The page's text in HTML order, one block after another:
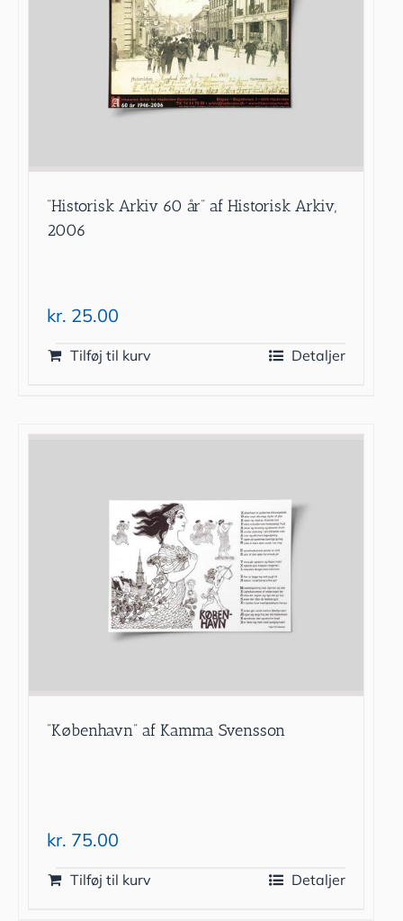
”Historisk Arkiv 60 år” af Historisk Arkiv,
2006
kr. 25.00
Tilføj til kurv Detaljer
”København” af Kamma Svensson
kr. 75.00
Tilføj til kurv Detaljer